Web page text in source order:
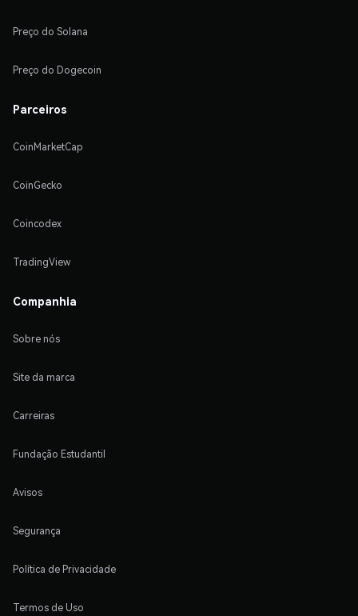
Preço do Solana
Preço do Dogecoin
Parceiros
CoinMarketCap
CoinGecko
Coincodex
TradingView
Companhia
Sobre nós
Site da marca
Carreiras
Fundação Estudantil
Avisos
Segurança
Política de Privacidade
Termos de Uso